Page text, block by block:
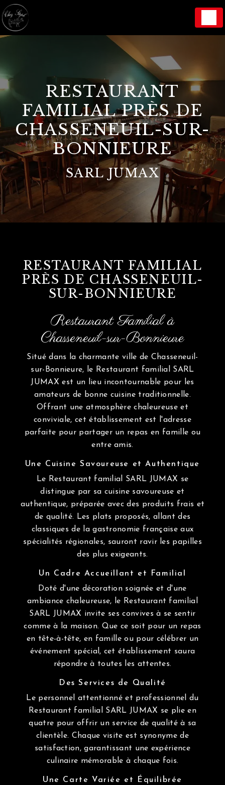
RESTAURANT
FAMILIAL PRÈS DE
CHASSENEUIL-SUR-
BONNIEURE
SARL JUMAX
RESTAURANT FAMILIAL
PRÈS DE CHASSENEUIL-
SUR-BONNIEURE
Restaurant Familial à
Chasseneuil-sur-Bonnieure
Situé dans la charmante ville de Chasseneuil-
sur-Bonnieure, le Restaurant familial SARL
JUMAX est un lieu incontournable pour les
amateurs de bonne cuisine traditionnelle.
Offrant une atmosphère chaleureuse et
conviviale, cet établissement est l'adresse
parfaite pour partager un repas en famille ou
entre amis.
Une Cuisine Savoureuse et Authentique
Le Restaurant familial SARL JUMAX se
distingue par sa cuisine savoureuse et
authentique, préparée avec des produits frais et
de qualité. Les plats proposés, allant des
classiques de la gastronomie française aux
spécialités régionales, sauront ravir les papilles
des plus exigeants.
Un Cadre Accueillant et Familial
Doté d'une décoration soignée et d'une
ambiance chaleureuse, le Restaurant familial
SARL JUMAX invite ses convives à se sentir
comme à la maison. Que ce soit pour un repas
en tête-à-tête, en famille ou pour célébrer un
événement spécial, cet établissement saura
répondre à toutes les attentes.
Des Services de Qualité
Le personnel attentionné et professionnel du
Restaurant familial SARL JUMAX se plie en
quatre pour offrir un service de qualité à sa
clientèle. Chaque visite est synonyme de
satisfaction, garantissant une expérience
culinaire mémorable à chaque fois.
Une Carte Variée et Équilibrée
Panneau de gestion des cookies